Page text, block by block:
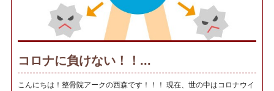
コロナに負けない！！...
こんにちは！整骨院アークの西森です！！！ 現在、世の中はコロナウイ